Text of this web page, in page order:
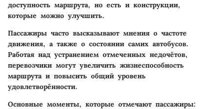
доступность маршрута, но есть и конструкции,
которые можно улучшить.
Пассажиры часто высказывают мнения о частоте
движения, а также о состоянии самих автобусов.
Работая над устранением отмеченных недочётов,
перевозчики могут увеличить жизнеспособность
маршрута и повысить общий уровень
удовлетворённости.
Основные моменты, которые отмечают пассажиры: